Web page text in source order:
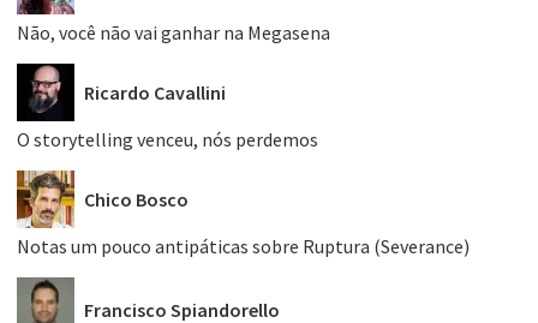
Não, você não vai ganhar na Megasena
Ricardo Cavallini
O storytelling venceu, nós perdemos
Chico Bosco
Notas um pouco antipáticas sobre Ruptura (Severance)
Francisco Spiandorello